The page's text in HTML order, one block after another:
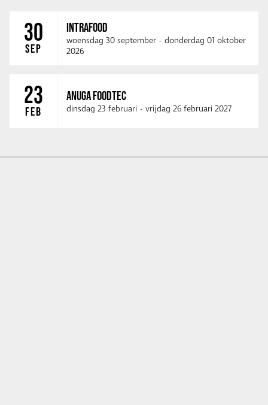
30
SEP
INTRAFOOD
woensdag 30 september - donderdag 01 oktober
2026
23
FEB
ANUGA FOODTEC
dinsdag 23 februari - vrijdag 26 februari 2027